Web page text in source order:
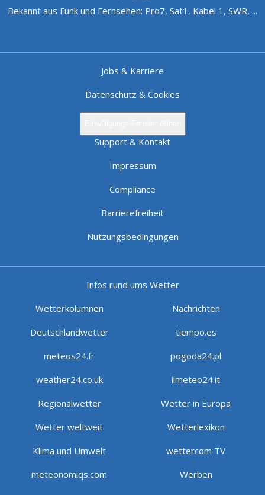
Bekannt aus Funk und Fernsehen: Pro7, Sat1, Kabel 1, SWR, ...
Jobs & Karriere
Datenschutz & Cookies
Support & Kontakt
Impressum
Compliance
Barrierefreiheit
Nutzungsbedingungen
Infos rund ums Wetter
Wetterkolumnen
Nachrichten
Deutschlandwetter
tiempo.es
meteos24.fr
pogoda24.pl
weather24.co.uk
ilmeteo24.it
Regionalwetter
Wetter in Europa
Wetter weltweit
Wetterlexikon
Klima und Umwelt
wettercom TV
meteonomiqs.com
Werben